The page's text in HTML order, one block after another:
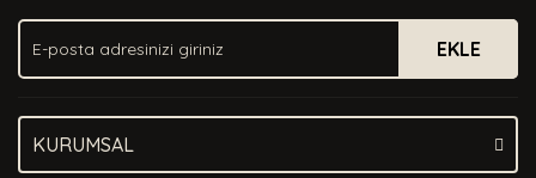
Ürün fiyatı diğer sitelerden daha pahalı.
Bu ürüne benzer farklı alternatifler olmalı.
EKLE
KURUMSAL